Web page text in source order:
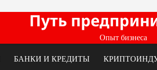
Путь
Опыт бизнеса
БАНКИ И КРЕДИТЫ